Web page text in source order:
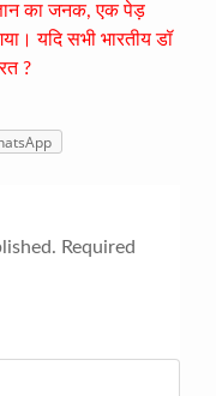
का जनक, एक पेड़
यदि सभी भारतीय डॉ
?
Required